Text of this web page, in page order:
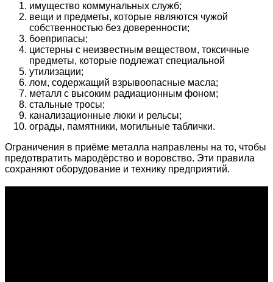
имущество коммунальных служб;
вещи и предметы, которые являются чужой
собственностью без доверенности;
боеприпасы;
цистерны с неизвестным веществом, токсичные
предметы, которые подлежат специальной
утилизации;
лом, содержащий взрывоопасные масла;
металл с высоким радиационным фоном;
стальные тросы;
канализационные люки и рельсы;
ограды, памятники, могильные таблички.
Ограничения в приёме металла направлены на то, чтобы
предотвратить мародёрство и воровство. Эти правила
сохраняют оборудование и технику предприятий.